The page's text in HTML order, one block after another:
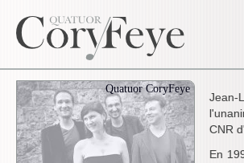
Quatuor CoryFeye
CNR
En